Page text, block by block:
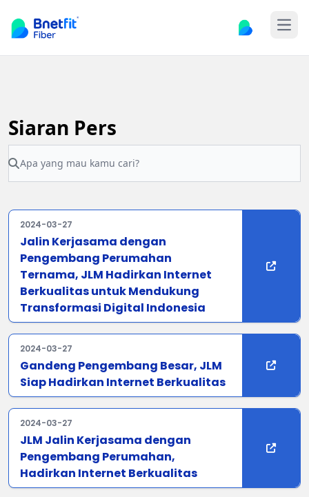
Siaran Pers
2024-03-27
Jalin Kerjasama dengan
Pengembang Perumahan
Ternama, JLM Hadirkan Internet
Berkualitas untuk Mendukung
Transformasi Digital Indonesia
2024-03-27
Gandeng Pengembang Besar, JLM
Siap Hadirkan Internet Berkualitas
2024-03-27
JLM Jalin Kerjasama dengan
Pengembang Perumahan,
Hadirkan Internet Berkualitas